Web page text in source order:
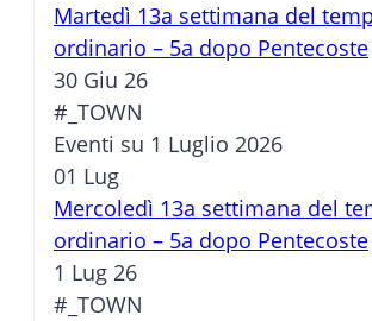
Martedì 13a settimana del
ordinario – 5a dopo Pentecoste
30 Giu 26
#_TOWN
Eventi su 1 Luglio 2026
01 Lug
Mercoledì 13a settimana del
ordinario – 5a dopo Pentecoste
1 Lug 26
#_TOWN